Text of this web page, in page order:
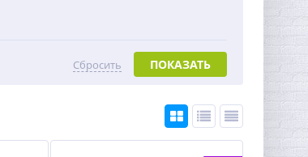
ПОКАЗАТЬ
Сбросить